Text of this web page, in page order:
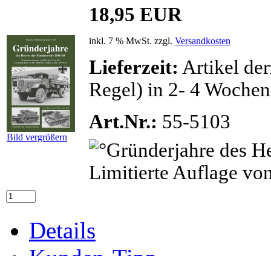
Bild vergrößern
18,95 EUR
inkl. 7 % MwSt. zzgl. Versandkosten
Lieferzeit: Artikel
Regel) in 2- 4
Art.Nr.: 55-5103
Details